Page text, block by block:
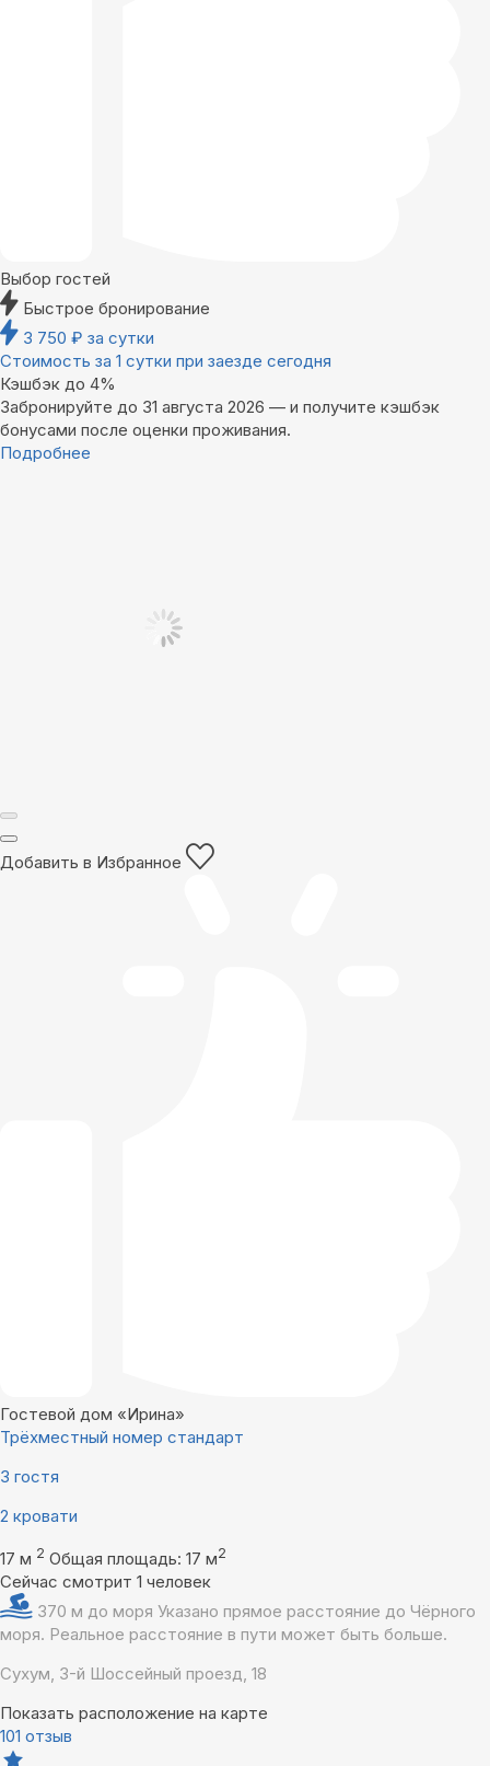
Выбор гостей
Быстрое бронирование
3 750 ₽ за сутки
Стоимость за 1 сутки при заезде сегодня
Кэшбэк до 4%
Забронируйте до 31 августа 2026 — и получите кэшбэк
бонусами после оценки проживания.
Подробнее
Добавить в Избранное
Гостевой дом «Ирина»
Трёхместный номер стандарт
3 гостя
2 кровати
17 м 2 Общая площадь: 17 м2
Сейчас смотрит 1 человек
370 м до моря Указано прямое расстояние до Чёрного
моря. Реальное расстояние в пути может быть больше.
Сухум, 3-й Шоссейный проезд, 18
Показать расположение на карте
101 отзыв